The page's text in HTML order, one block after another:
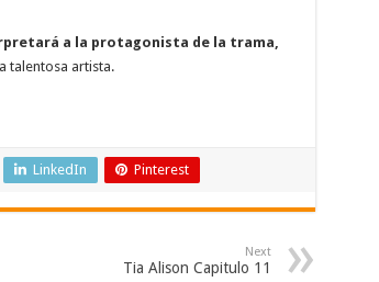
a la protagonista de la trama,
talentosa artista.
LinkedIn Pinterest
Next
Tia Alison Capitulo 11